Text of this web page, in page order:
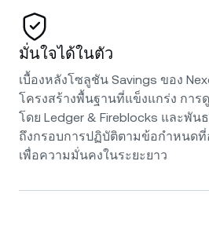
มั่นใจได้ในตัว
เบื้องหลังโซลูชัน Savings ของ
โครงสร้างพื้นฐานที่แข็งแกร่ง การ
โดย Ledger & Fireblocks และพัน
ถึงกรอบการปฏิบัติตามข้อกำหนด
เพื่อความมั่นคงในระยะยาว